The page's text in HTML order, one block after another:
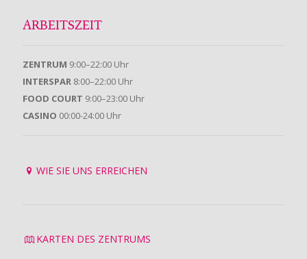
ARBEITSZEIT
ZENTRUM 9:00–22:00 Uhr
INTERSPAR 8:00–22:00 Uhr
FOOD COURT 9:00–23:00 Uhr
CASINO 00:00-24:00 Uhr
WIE SIE UNS ERREICHEN
KARTEN DES ZENTRUMS